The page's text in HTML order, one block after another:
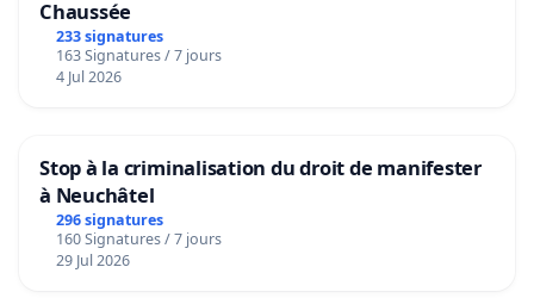
Chaussée
233 signatures
163 Signatures / 7 jours
4 Jul 2026
Stop à la criminalisation du droit de manifester
à Neuchâtel
296 signatures
160 Signatures / 7 jours
29 Jul 2026